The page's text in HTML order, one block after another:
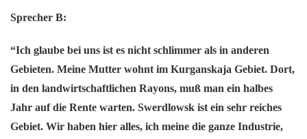
Sprecher B:
“Ich glaube bei uns ist es nicht schlimmer als in anderen
Gebieten. Meine Mutter wohnt im Kurganskaja Gebiet. Dort,
in den landwirtschaftlichen Rayons, muß man ein halbes
Jahr auf die Rente warten. Swerdlowsk ist ein sehr reiches
Gebiet. Wir haben hier alles, ich meine die ganze Industrie,